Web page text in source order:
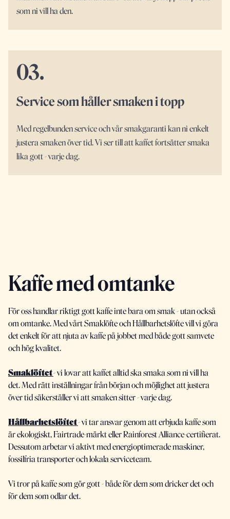
som ni vill ha den.
03.
Service som håller smaken i topp
Med regelbunden service och vår smakgaranti kan ni enkelt
justera smaken över tid. Vi ser till att kaffet fortsätter smaka
lika gott - varje dag.
Kaffe med omtanke
För oss handlar riktigt gott kaffe inte bara om smak - utan också
om omtanke. Med vårt Smaklöfte och Hållbarhetslöfte vill vi göra
det enkelt för att njuta av kaffe på jobbet med både gott samvete
och hög kvalitet.
Smaklöftet- vi lovar att kaffet alltid ska smaka som ni vill ha
det. Med rätt inställningar från början och möjlighet att justera
över tid säkerställer vi att smaken sitter - varje dag.
Hållbarhetslöftet- vi tar ansvar genom att erbjuda kaffe som
är ekologiskt, Fairtrade-märkt eller Rainforest Alliance-certifierat.
Dessutom arbetar vi aktivt med energioptimerade maskiner,
fossilfria transporter och lokala serviceteam.
Vi tror på kaffe som gör gott - både för dem som dricker det och
för dem som odlar det.